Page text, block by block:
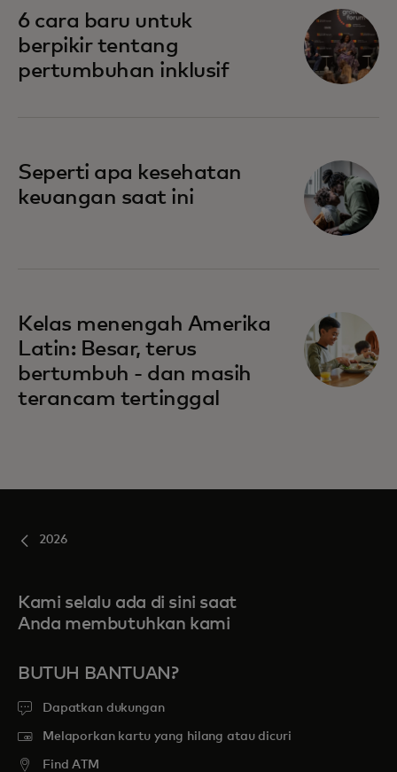
6 cara baru untuk
berpikir tentang
pertumbuhan inklusif
Seperti apa kesehatan
keuangan saat ini
Kelas menengah Amerika
Latin: Besar, terus
bertumbuh - dan masih
terancam tertinggal
2026
Kami selalu ada di sini saat
Anda membutuhkan kami
BUTUH BANTUAN?
Dapatkan dukungan
Melaporkan kartu yang hilang atau dicuri
Find ATM